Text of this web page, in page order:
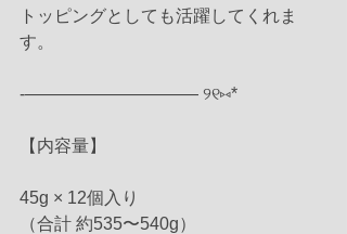
トッピングとしても活躍してくれま
す。
-—————————— ୨୧⑅*
【内容量】
45g × 12個入り
（合計 約535〜540g）